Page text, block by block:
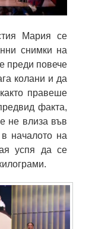
Мария се
снимки на
преди повече
колани и да
правеше
факта,
не влиза във
началото на
успя да се